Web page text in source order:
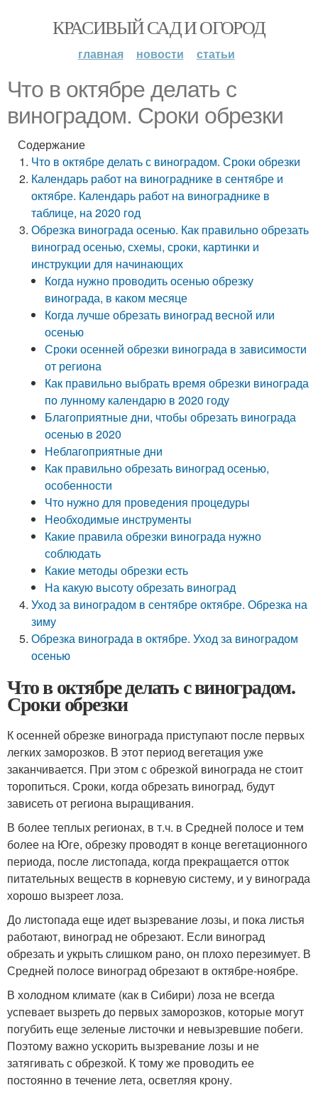
КРАСИВЫЙ САД И ОГОРОД
главная новости статьи
Что в октябре делать с
виноградом. Сроки обрезки
Содержание
Что в октябре делать с виноградом. Сроки обрезки
Календарь работ на винограднике в сентябре и
октябре. Календарь работ на винограднике в
таблице, на 2020 год
Обрезка винограда осенью. Как правильно обрезать
виноград осенью, схемы, сроки, картинки и
инструкции для начинающих
Когда нужно проводить осенью обрезку
винограда, в каком месяце
Когда лучше обрезать виноград весной или
осенью
Сроки осенней обрезки винограда в зависимости
от региона
Как правильно выбрать время обрезки винограда
по лунному календарю в 2020 году
Благоприятные дни, чтобы обрезать винограда
осенью в 2020
Неблагоприятные дни
Как правильно обрезать виноград осенью,
особенности
Что нужно для проведения процедуры
Необходимые инструменты
Какие правила обрезки винограда нужно
соблюдать
Какие методы обрезки есть
На какую высоту обрезать виноград
Уход за виноградом в сентябре октябре. Обрезка на
зиму
Обрезка винограда в октябре. Уход за виноградом
осенью
Что в октябре делать с виноградом.
Сроки обрезки
К осенней обрезке винограда приступают после первых
легких заморозков. В этот период вегетация уже
заканчивается. При этом с обрезкой винограда не стоит
торопиться. Сроки, когда обрезать виноград, будут
зависеть от региона выращивания.
В более теплых регионах, в т.ч. в Средней полосе и тем
более на Юге, обрезку проводят в конце вегетационного
периода, после листопада, когда прекращается отток
питательных веществ в корневую систему, и у винограда
хорошо вызреет лоза.
До листопада еще идет вызревание лозы, и пока листья
работают, виноград не обрезают. Если виноград
обрезать и укрыть слишком рано, он плохо перезимует. В
Средней полосе виноград обрезают в октябре-ноябре.
В холодном климате (как в Сибири) лоза не всегда
успевает вызреть до первых заморозков, которые могут
погубить еще зеленые листочки и невызревшие побеги.
Поэтому важно ускорить вызревание лозы и не
затягивать с обрезкой. К тому же проводить ее
постоянно в течение лета, осветляя крону.